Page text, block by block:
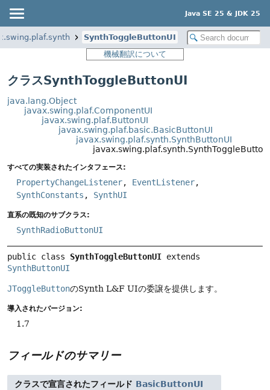
Java SE 25 & JDK 25
SynthToggleButtonUI
機械翻訳について
クラスSynthToggleButtonUI
java.lang.Object
javax.swing.plaf.ComponentUI
javax.swing.plaf.ButtonUI
javax.swing.plaf.basic.BasicButtonUI
javax.swing.plaf.synth.SynthButtonUI
すべての実装されたインタフェース:
PropertyChangeListener, EventListener,
SynthConstants , SynthUI
直系の既知のサブクラス:
SynthRadioButtonUI
public class SynthToggleButtonUI
SynthButtonUI
JToggleButtonのSynth L&F UIの委譲を提供します。
導入されたバージョン:
1.7
フィールドのサマリー
クラスで宣言されたフィールド BasicButtonUI